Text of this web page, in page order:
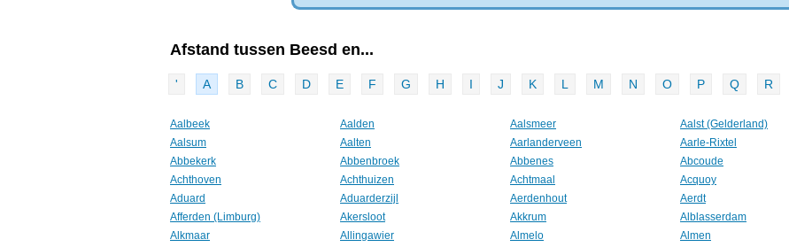
Afstand tussen Beesd en...
' A B C D E F G H I J K L M N O P Q R
Aalbeek Aalden Aalsmeer Aalst (Gelderland)
Aalsum
Aalten Aarlanderveen Aarle-Rixtel
Abbekerk
Abbenbroek Abbenes Abcoude
Achthoven
Achthuizen Achtmaal Acquoy
Aduard
Aduarderzijl Aerdenhout Aerdt
Afferden (Limburg)
Akersloot Akkrum Alblasserdam
Alkmaar
Allingawier Almelo Almen